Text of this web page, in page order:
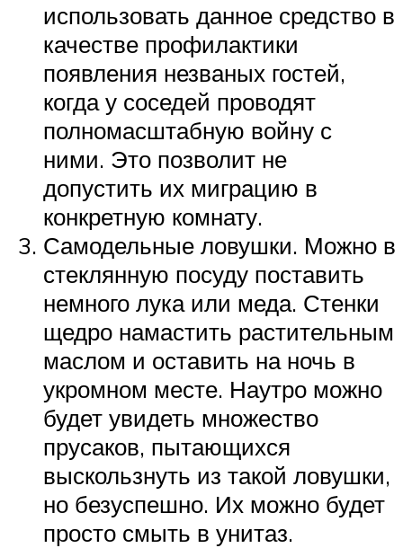
использовать данное средство в
качестве профилактики
появления незваных гостей,
когда у соседей проводят
полномасштабную войну с
ними. Это позволит не
допустить их миграцию в
конкретную комнату.
Самодельные ловушки. Можно в
стеклянную посуду поставить
немного лука или меда. Стенки
щедро намастить растительным
маслом и оставить на ночь в
укромном месте. Наутро можно
будет увидеть множество
прусаков, пытающихся
выскользнуть из такой ловушки,
но безуспешно. Их можно будет
просто смыть в унитаз.